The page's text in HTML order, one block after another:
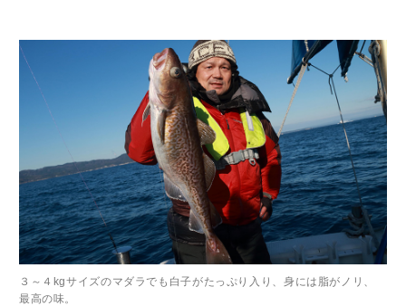
３～４kgサイズのマダラでも白子がたっぷり入り、身には脂がノリ、
最高の味。